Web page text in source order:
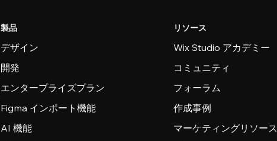
製品
デザイン
開発
エンタープライズプラン
Figma インポート機能
AI 機能
リソース
Wix Studio アカデミー
コミュニティ
フォーラム
作成事例
マーケティングリソース